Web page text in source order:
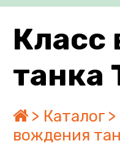
Класс
танка
Каталог
вождения